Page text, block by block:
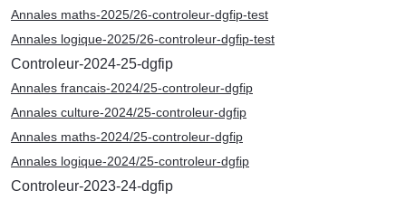
Annales maths-2025/26-controleur-dgfip-test
Annales logique-2025/26-controleur-dgfip-test
Controleur-2024-25-dgfip
Annales francais-2024/25-controleur-dgfip
Annales culture-2024/25-controleur-dgfip
Annales maths-2024/25-controleur-dgfip
Annales logique-2024/25-controleur-dgfip
Controleur-2023-24-dgfip